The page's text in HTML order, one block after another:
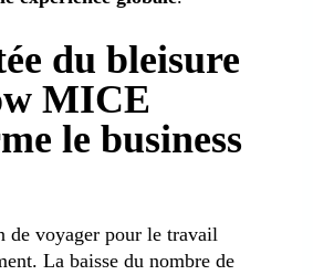
du bleisure
MICE
le business
de voyager pour le travail
La baisse du nombre de